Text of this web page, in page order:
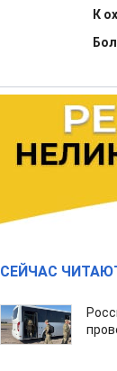
К
СЕЙЧАС